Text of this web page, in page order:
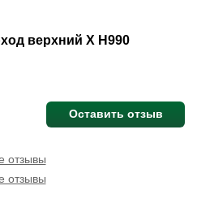
верхний X H990
Оставить отзыв
отзывы
отзывы